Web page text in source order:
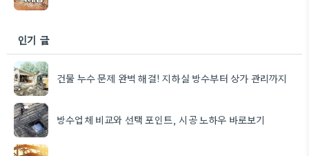
인기 글
건물 누수 문제 완벽 해결! 지하실 방수부터 상가 관리까지
방수업체 비교와 선택 포인트, 시공 노하우 바로보기